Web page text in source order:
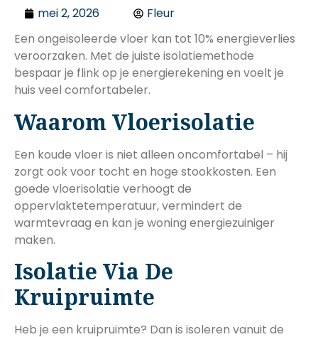
mei 2, 2026
Fleur
Een ongeisoleerde vloer kan tot 10% energieverlies
veroorzaken. Met de juiste isolatiemethode
bespaar je flink op je energierekening en voelt je
huis veel comfortabeler.
Waarom Vloerisolatie
Een koude vloer is niet alleen oncomfortabel – hij
zorgt ook voor tocht en hoge stookkosten. Een
goede vloerisolatie verhoogt de
oppervlaktetemperatuur, vermindert de
warmtevraag en kan je woning energiezuiniger
maken.
Isolatie Via De
Kruipruimte
Heb je een kruipruimte? Dan is isoleren vanuit de